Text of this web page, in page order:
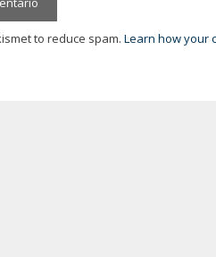
to reduce spam. Learn how your